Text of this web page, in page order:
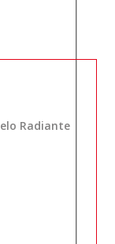
Radiante